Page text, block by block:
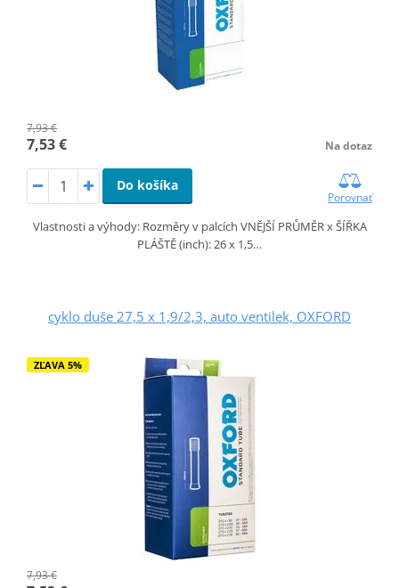
7,93 €
7,53 € Na dotaz
Do košíka
Porovnať
Vlastnosti a výhody: Rozměry v palcích VNĚJŠÍ PRŮMĚR x ŠÍŘKA
PLÁŠTĚ (inch): 26 x 1,5…
cyklo duše 27,5 x 1,9/2,3, auto ventilek, OXFORD
ZĽAVA 5%
7,93 €